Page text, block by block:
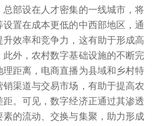
部设在人才密集的一线城市，将
置在成本更低的中西部地区，通
效率和竞争力，这有助于形成高
外，农村数字基础设施的不断完
距离，电商直播为县域和乡村特
渠道与交易市场，有助于提高农
。可见，数字经济正通过其渗透
的流动、交换与集聚，助力形成